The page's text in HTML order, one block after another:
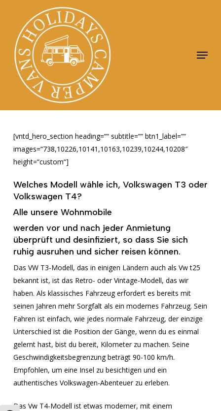
content
Menu
[vntd_hero_section heading=““ subtitle=““ btn1_label=““
images=“738,10226,10141,10163,10239,10244,10208″
height=“custom“]
Welches Modell wähle ich, Volkswagen T3 oder
Volkswagen T4?
Alle unsere Wohnmobile
werden vor und nach jeder Anmietung
überprüft und desinfiziert, so dass Sie sich
ruhig ausruhen und sicher reisen können.
Das VW T3-Modell, das in einigen Ländern auch als Vw t25
bekannt ist, ist das Retro- oder Vintage-Modell, das wir
haben. Als klassisches Fahrzeug erfordert es bereits mit
seinen Jahren mehr Sorgfalt als ein modernes Fahrzeug. Sein
Fahren ist einfach, wie jedes normale Fahrzeug, der einzige
Unterschied ist die Position der Gänge, wenn du es einmal
gelernt hast, bist du bereit, Kilometer zu machen. Seine
Geschwindigkeitsbegrenzung beträgt 90-100 km/h.
Empfohlen, um eine Insel zu besichtigen und ein
authentisches Volkswagen-Abenteuer zu erleben.
Das Vw T4-Modell ist etwas moderner, mit einem